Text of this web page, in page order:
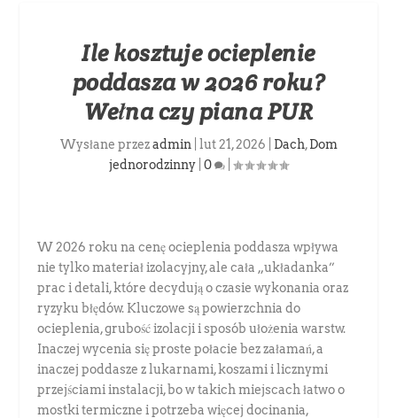
Ile kosztuje ocieplenie
poddasza w 2026 roku?
Wełna czy piana PUR
Wysłane przezadmin lut 21, 2026 Dach,Dom
jednorodzinny 0
W 2026 roku na cenę ocieplenia poddasza wpływa
nie tylko materiał izolacyjny, ale cała „układanka”
prac i detali, które decydują o czasie wykonania oraz
ryzyku błędów. Kluczowe są powierzchnia do
ocieplenia, grubość izolacji i sposób ułożenia warstw.
Inaczej wycenia się proste połacie bez załamań, a
inaczej poddasze z lukarnami, koszami i licznymi
przejściami instalacji, bo w takich miejscach łatwo o
mostki termiczne i potrzeba więcej docinania,